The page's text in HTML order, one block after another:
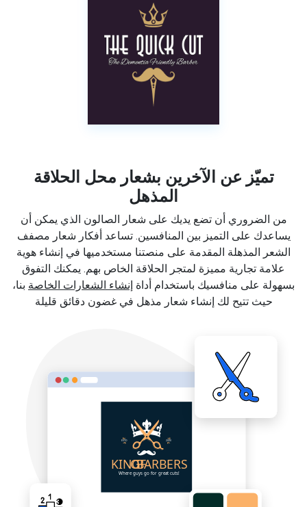
تميّز عن الآخرين بشعار محل الحلاقة
المذهل
من الضروري أن تضع يديك على شعار الصالون الذي يمكن أن
يساعدك على التميز بين المنافسين. تساعد أفكار شعار مصفف
الشعر المذهلة المقدمة على منصتنا مستخدميها في إنشاء هوية
علامة تجارية مميزة لمتجر الحلاقة الخاص بهم. يمكنك التفوق
بسهولة على منافسيك باستخدام أداة إنشاء الشعارات الخاصة بنا،
حيث تتيح لك إنشاء شعار مذهل في غضون دقائق قليلة